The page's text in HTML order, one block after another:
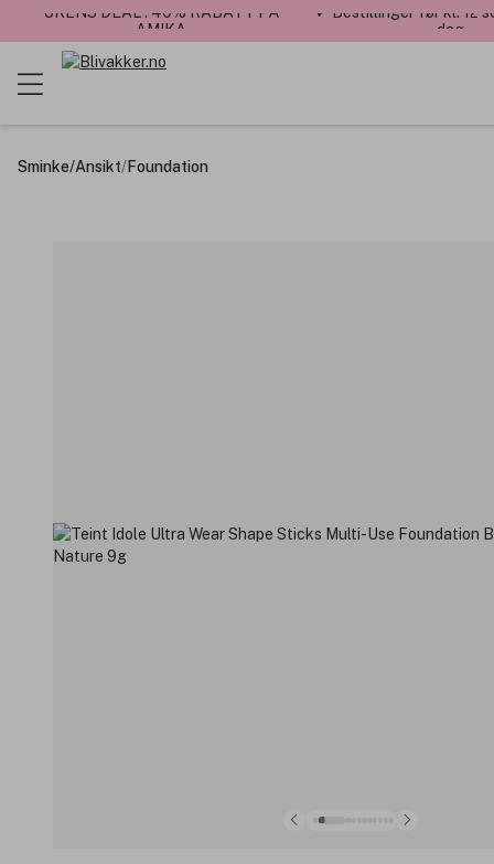
UKENS DEAL : 40% RABATT PÅ
AMIKA
✓ Bestillinger før kl. 12
dag
Sminke/Ansikt/Foundation